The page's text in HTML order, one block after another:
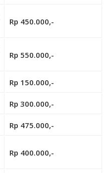
Rp 450.000,-
Rp 550.000,-
Rp 150.000,-
Rp 300.000,-
Rp 475.000,-
Rp 400.000,-